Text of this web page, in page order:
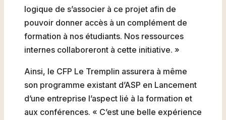
logique de s’associer à ce projet afin de
pouvoir donner accès à un complément de
formation à nos étudiants. Nos ressources
internes collaboreront à cette initiative. »
Ainsi, le CFP Le Tremplin assurera à même
son programme existant d’ASP en Lancement
d’une entreprise l’aspect lié à la formation et
aux conférences. « C’est une belle expérience